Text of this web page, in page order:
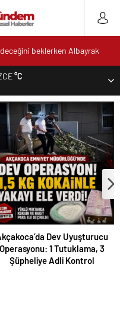
beklerken Albayrak
dizayn ediyor
1 Tutuklama, 3
KALE KOYU
Yer Bulmakta Zorlandı
°C
Dev Uyuşturucu
Operasyonu: 1 Tutuklama, 3
Şüpheliye Adli Kontrol